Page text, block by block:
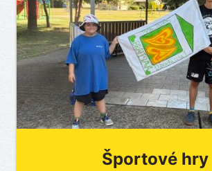
Športové hry